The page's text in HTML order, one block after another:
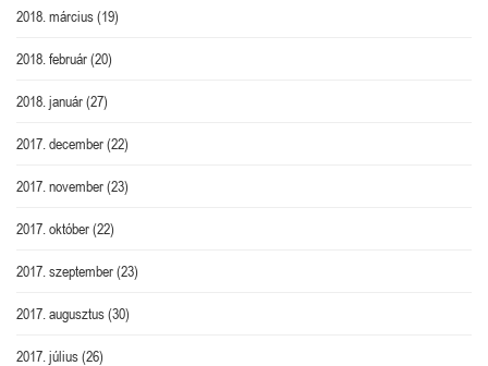
2018. március(19)
2018. február(20)
2018. január(27)
2017. december(22)
2017. november(23)
2017. október(22)
2017. szeptember(23)
2017. augusztus(30)
2017. július(26)